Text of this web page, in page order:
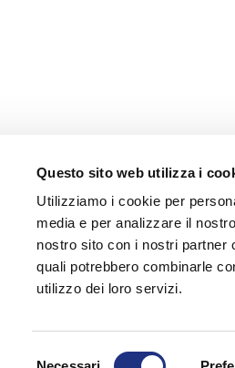
Questo sito web utilizza i
Utilizziamo i cookie per
media e per analizzare il
nostro sito con i nostri partner
quali potrebbero combinarle
utilizzo dei loro servizi.
/ Made by